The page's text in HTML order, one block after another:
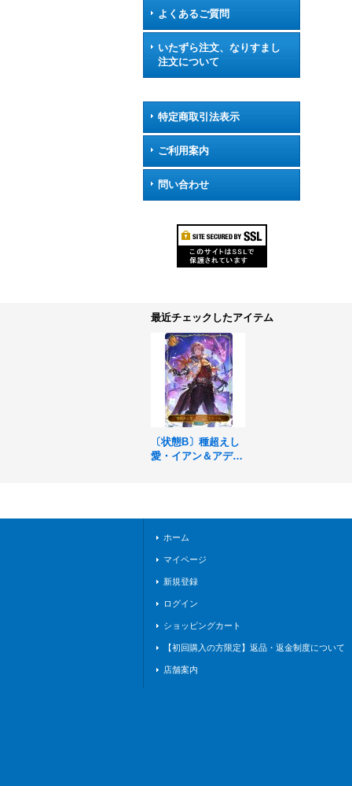
よくあるご質問
いたずら注文、なりすまし
注文について
特定商取引法表示
ご利用案内
問い合わせ
最近チェックしたアイテム
〔状態B〕種超えし
愛・イアン＆アデー
ホーム
マイページ
新規登録
ログイン
ショッピングカート
【初回購入の方限定】返品・返金制度について
店舗案内